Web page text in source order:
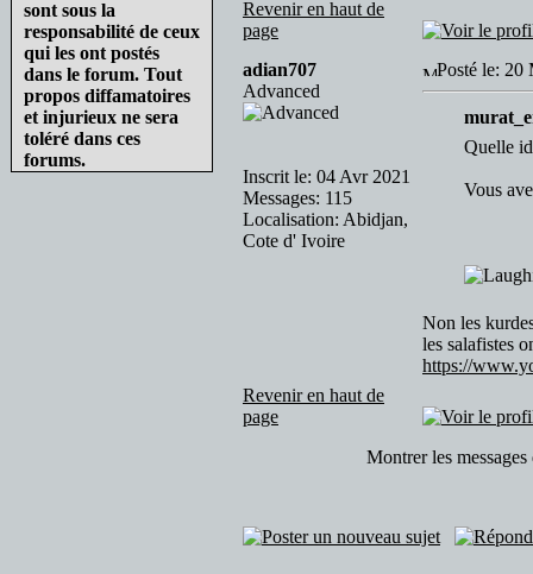
sont sous la
responsabilité de ceux
qui les ont postés
dans le forum. Tout
propos diffamatoires
et injurieux ne sera
toléré dans ces
forums.
Revenir en haut de
page
adian707
Advanced
Inscrit le: 04 Avr 2021
Messages: 115
Localisation: Abidjan,
Cote d' Ivoire
Posté le: 20
Quelle
Vous
Non les
les salafistes
https://
Revenir en haut de
page
Montrer les